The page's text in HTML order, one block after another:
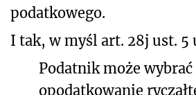
podatkowego.
I tak, w myśl art. 28j ust. 5
Podatnik może wybrać
opodatkowanie